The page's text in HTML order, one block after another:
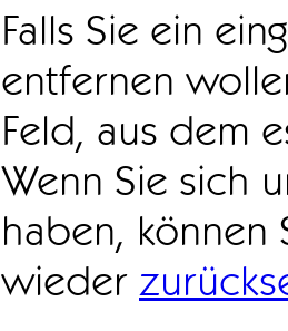
Falls Sie ein
entfernen
Feld, aus dem
Wenn Sie sich
haben, können
wieder